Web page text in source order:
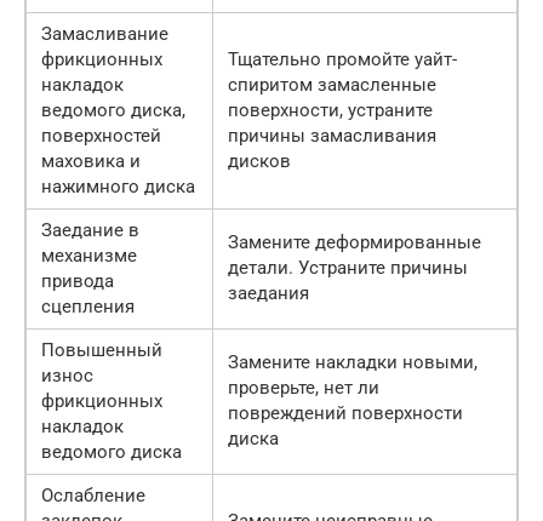
Замасливание
фрикционных
накладок
ведомого диска,
поверхностей
маховика и
нажимного диска
Тщательно промойте уайт-
спиритом замасленные
поверхности, устраните
причины замасливания
дисков
Заедание в
механизме
привода
сцепления
Замените деформированные
детали. Устраните причины
заедания
Повышенный
износ
фрикционных
накладок
ведомого диска
Замените накладки новыми,
проверьте, нет ли
повреждений поверхности
диска
Ослабление